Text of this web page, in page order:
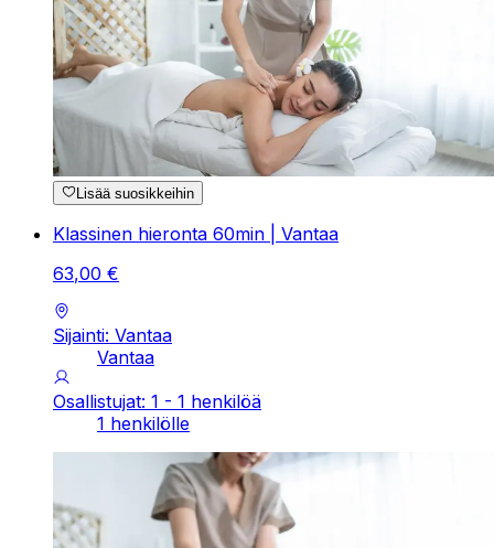
Lisää suosikkeihin
Klassinen hieronta 60min | Vantaa
63,00 €
Sijainti: Vantaa
Vantaa
Osallistujat: 1 - 1 henkilöä
1 henkilölle